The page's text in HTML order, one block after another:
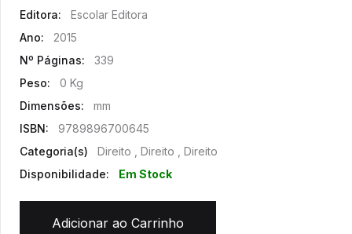
Editora:
Escolar Editora
Ano:
2015
Nº Páginas:
339
Peso:
0 Kg
Dimensões:
mm
ISBN:
9789896700645
Categoria(s)
Direito , Direito , Direito
Disponibilidade:
Em Stock
Adicionar ao Carrinho